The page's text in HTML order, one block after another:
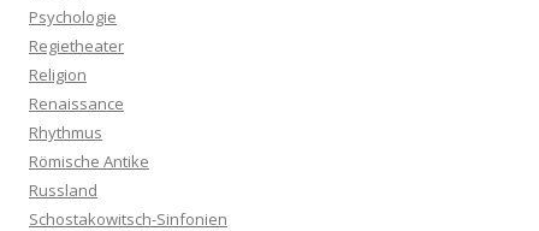
Psychologie
Regietheater
Religion
Renaissance
Rhythmus
Römische Antike
Russland
Schostakowitsch-Sinfonien